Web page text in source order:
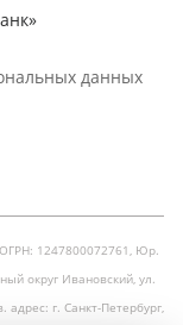
данных
1247800072761, Юр.
округ Ивановский, ул.
г. Санкт-Петербург,